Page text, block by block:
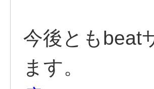
今後ともbeat
ます。